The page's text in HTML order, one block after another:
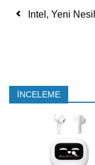
Yazı
Intel, Yeni
İNCELEME